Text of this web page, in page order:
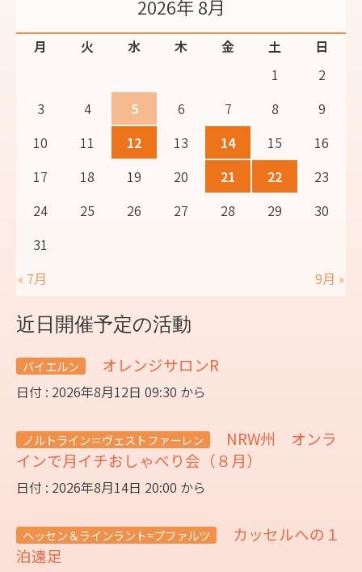
2026年 8月
月 火 水 木 金 土
日
1
2
3
4 5 6 7 8
9
10
11 12 13 14 15
16
17
18 19 20 21 22
23
24
25 26 27 28 29
30
31
« 7月
9月 »
近日開催予定の活動
バイエルン オレンジサロンR
日付 : 2026年8月12日 09:30 から
ノルトライン＝ヴェストファーレン
NRW州 オンラ
インで月イチおしゃべり会（８月）
日付 : 2026年8月14日 20:00 から
ヘッセン＆ラインラント=プファルツ
カッセルへの１
泊遠足